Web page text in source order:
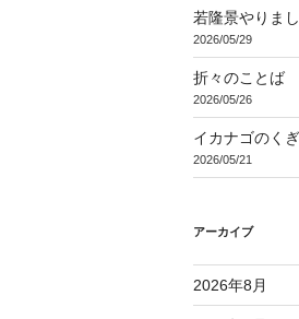
若隆景やりまし
2026/05/29
折々のことば
2026/05/26
イカナゴのく
2026/05/21
アーカイブ
2026年8月